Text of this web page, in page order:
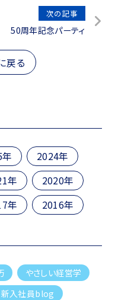
次の記事
50周年記念パーティ
戻る
2024年
年
2020年
年 2016年
やさしい経営学
新入社員blog